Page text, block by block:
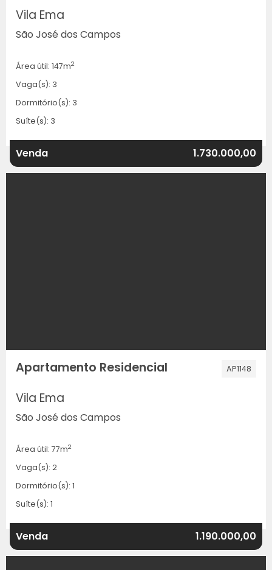
Vila Ema
São José dos Campos
Área útil: 147m2
Vaga(s): 3
Dormitório(s): 3
Suíte(s): 3
Venda 1.730.000,00
Apartamento Residencial AP1148
Vila Ema
São José dos Campos
Área útil: 77m2
Vaga(s): 2
Dormitório(s): 1
Suíte(s): 1
Venda 1.190.000,00